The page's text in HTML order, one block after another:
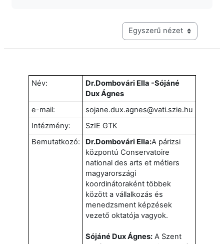
Harmadik szintű navigáció
Név:
Dr.Dombovári Ella -Sójáné
Dux Ágnes
e-mail:
sojane.dux.agnes@vati.szie.hu
Intézmény:
SzIE GTK
Bemutatkozó:
Dr.Dombovári Ella:A párizsi
központú Conservatoire
national des arts et métiers
magyarországi
koordinátoraként többek
között a vállalkozás és
menedzsment képzések
vezető oktatója vagyok.
Sójáné Dux Ágnes:A Szent